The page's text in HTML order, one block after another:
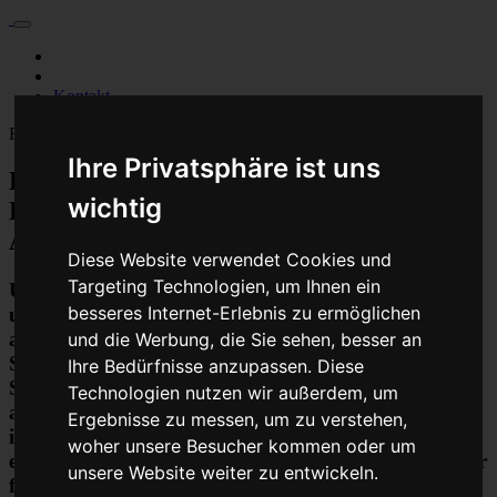
Ihre Privatsphäre ist uns
wichtig
Diese Website verwendet Cookies und
Targeting Technologien, um Ihnen ein
besseres Internet-Erlebnis zu ermöglichen
und die Werbung, die Sie sehen, besser an
Ihre Bedürfnisse anzupassen. Diese
Technologien nutzen wir außerdem, um
Ergebnisse zu messen, um zu verstehen,
woher unsere Besucher kommen oder um
unsere Website weiter zu entwickeln.
Kontakt
Fahrzeugmarken
Baumaschine Luftmassenmesser
Luftmengenmesser Reparatur oder
Austauschgerät KVA
Unser Betrieb steht für kostengünstige Prüfungen
und Reparaturen von Steuergeräten aller Art, unter
anderem von Motor-Steuergeräten, Airbag-
Steuergeräten, ABS-Steuergeräten uvm.
STEUBEL® verfügt dabei über viel Erfahrung und
ausgewiesene Expertise bei PKW-Steuergeräten und
insbesondere Motor-steuergeräte Reparaturen. So
ermöglicht STEUBEL® eine Steuergeräte Reparatur
für nahezu aller Hersteller und Fahrzeugarten - sei